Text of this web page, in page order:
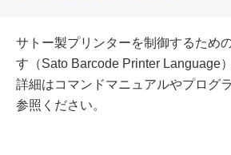
サトー製プリンターを制御するため
す（Sato Barcode Printer Language）
詳細はコマンドマニュアルやプログ
参照ください。